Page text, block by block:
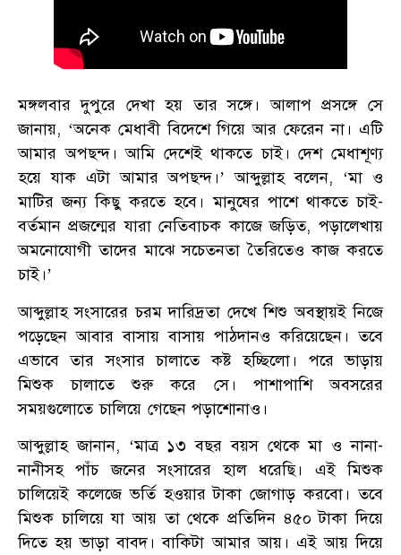
মঙ্গলবার দুপুরে দেখা হয় তার সঙ্গে। আলাপ প্রসঙ্গে সে
জানায়, ‘অনেক মেধাবী বিদেশে গিয়ে আর ফেরেন না। এটি
আমার অপছন্দ। আমি দেশেই থাকতে চাই। দেশ মেধাশূণ্য
হয়ে যাক এটা আমার অপছন্দ।’ আব্দুল্লাহ বলেন, ‘মা ও
মাটির জন্য কিছু করতে হবে। মানুষের পাশে থাকতে চাই-
বর্তমান প্রজন্মের যারা নেতিবাচক কাজে জড়িত, পড়ালেখায়
অমনোযোগী তাদের মাঝে সচেতনতা তৈরিতেও কাজ করতে
চাই।’
আব্দুল্লাহ সংসারের চরম দারিদ্রতা দেখে শিশু অবস্থায়ই নিজে
পড়েছেন আবার বাসায় বাসায় পাঠদানও করিয়েছেন। তবে
এভাবে তার সংসার চালাতে কষ্ট হচ্ছিলো। পরে ভাড়ায়
মিশুক চালাতে শুরু করে সে। পাশাপাশি অবসরের
সময়গুলোতে চালিয়ে গেছেন পড়াশোনাও।
আব্দুল্লাহ জানান, ‘মাত্র ১৩ বছর বয়স থেকে মা ও নানা-
নানীসহ পাঁচ জনের সংসারের হাল ধরেছি। এই মিশুক
চালিয়েই কলেজে ভর্তি হওয়ার টাকা জোগাড় করবো। তবে
মিশুক চালিয়ে যা আয় তা থেকে প্রতিদিন ৪৫০ টাকা দিয়ে
দিতে হয় ভাড়া বাবদ। বাকিটা আমার আয়। এই আয় দিয়ে